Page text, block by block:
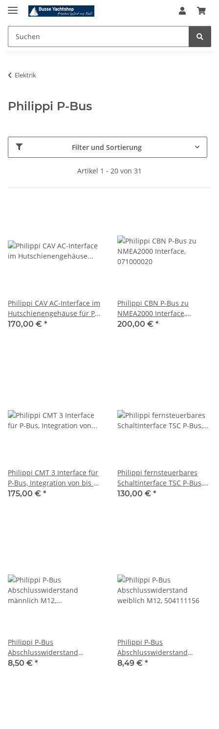
Elektrik
Philippi P-Bus
Filter und Sortierung
Artikel 1 - 20 von 31
Philippi CAV AC-Interface im
Hutschienengehäuse für P-
Bus, 071000230
170,00 € *
Philippi CBN P-Bus zu
NMEA2000 Interface,
071000020
200,00 € *
Philippi CMT 3 Interface für
P-Bus, Integration von bis zu
4 Tankgebern, 071000401
175,00 € *
Philippi fernsteuerbares
Schaltinterface TSC P-Bus,
083020000
130,00 € *
Philippi P-Bus
Abschlusswiderstand
männlich M12, 504111151
8,50 € *
Philippi P-Bus
Abschlusswiderstand
weiblich M12, 504111156
8,49 € *